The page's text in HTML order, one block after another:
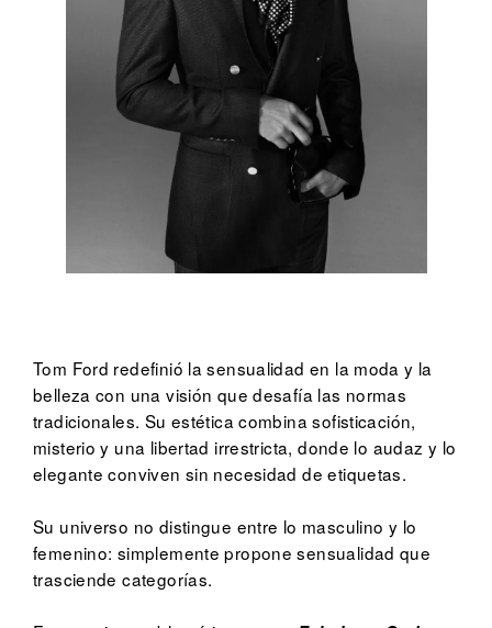
Tom Ford redefinió la sensualidad en la moda y la
belleza con una visión que desafía las normas
tradicionales. Su estética combina sofisticación,
misterio y una libertad irrestricta, donde lo audaz y lo
elegante conviven sin necesidad de etiquetas.
Su universo no distingue entre lo masculino y lo
femenino: simplemente propone sensualidad que
trasciende categorías.